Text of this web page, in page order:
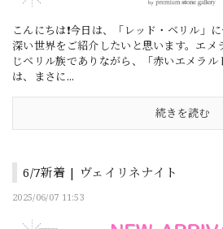
こんにちは❗今日は、「レッド・ベリル」
深い世界をご紹介したいと思います。エメ
じベリル族でありながら、「赤いエメラ
は、まさに...
続きを読む
6/7新着 | ヴェイリネナイト
2025/06/07 11:53